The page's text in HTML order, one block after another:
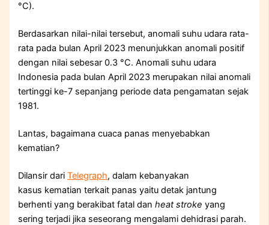
°C).
Berdasarkan nilai-nilai tersebut, anomali suhu udara rata-
rata pada bulan April 2023 menunjukkan anomali positif
dengan nilai sebesar 0.3 °C. Anomali suhu udara
Indonesia pada bulan April 2023 merupakan nilai anomali
tertinggi ke-7 sepanjang periode data pengamatan sejak
1981.
Lantas, bagaimana cuaca panas menyebabkan
kematian?
Dilansir dariTelegraph, dalam kebanyakan
kasus kematian terkait panas yaitu detak jantung
berhenti yang berakibat fatal danheat strokeyang
sering terjadi jika seseorang mengalami dehidrasi parah.